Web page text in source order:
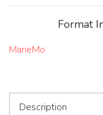
Format
MarieMo
Description